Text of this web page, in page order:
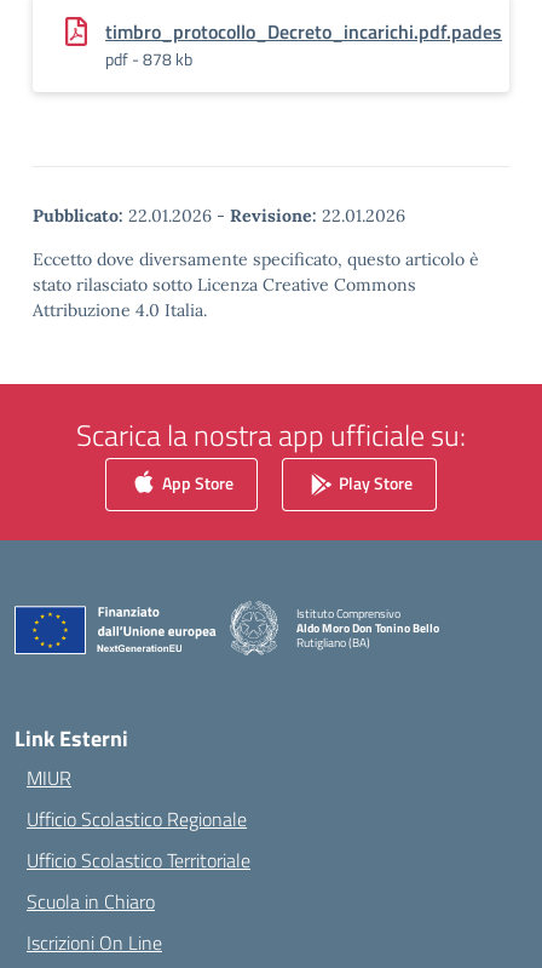
timbro_protocollo_Decreto_incarichi.pdf.pades
pdf - 878 kb
Pubblicato: 22.01.2026 - Revisione: 22.01.2026
Eccetto dove diversamente specificato, questo articolo è
stato rilasciato sotto Licenza Creative Commons
Attribuzione 4.0 Italia.
Scarica la nostra app ufficiale su:
App Store Play Store
Istituto Comprensivo
Aldo Moro Don Tonino Bello
Rutigliano (BA)
— Visita la pagina iniziale della scuola
Link Esterni
MIUR
Ufficio Scolastico Regionale
Ufficio Scolastico Territoriale
Scuola in Chiaro
Iscrizioni On Line